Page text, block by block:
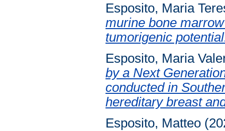
Esposito, Maria
murine bone
tumorigenic
Esposito, Maria
by a Next
conducted in
hereditary breast
Esposito, Matteo